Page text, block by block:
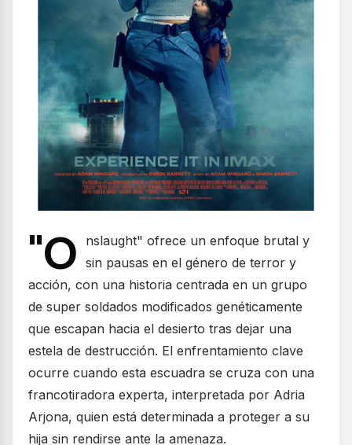
"O
nslaught" ofrece un enfoque brutal y
sin pausas en el género de terror y
acción, con una historia centrada en un grupo
de super soldados modificados genéticamente
que escapan hacia el desierto tras dejar una
estela de destrucción. El enfrentamiento clave
ocurre cuando esta escuadra se cruza con una
francotiradora experta, interpretada por Adria
Arjona, quien está determinada a proteger a su
hija sin rendirse ante la amenaza.